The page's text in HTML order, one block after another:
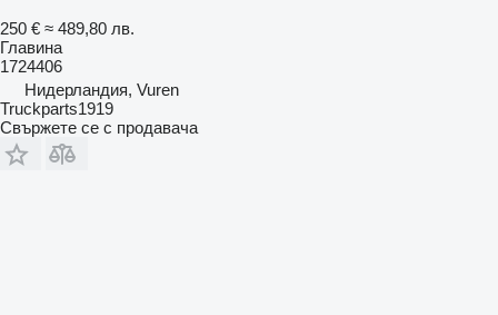
250 € ≈ 489,80 лв.
Главина
1724406
Нидерландия, Vuren
Truckparts1919
Свържете се с продавача